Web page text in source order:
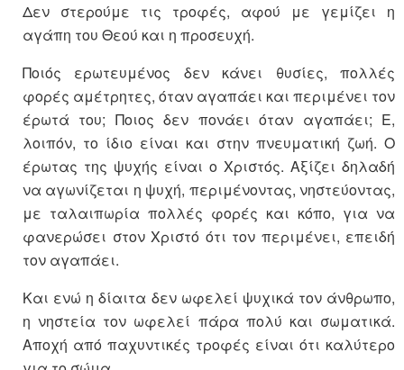
Δεν στερούμε τις τροφές, αφού με γεμίζει η
αγάπη του Θεού και η προσευχή.
Ποιός ερωτευμένος δεν κάνει θυσίες, πολλές
φορές αμέτρητες, όταν αγαπάει και περιμένει τον
έρωτά του; Ποιος δεν πονάει όταν αγαπάει; Ε,
λοιπόν, το ίδιο είναι και στην πνευματική ζωή. Ο
έρωτας της ψυχής είναι ο Χριστός. Αξίζει δηλαδή
να αγωνίζεται η ψυχή, περιμένοντας, νηστεύοντας,
με ταλαιπωρία πολλές φορές και κόπο, για να
φανερώσει στον Χριστό ότι τον περιμένει, επειδή
τον αγαπάει.
Και ενώ η δίαιτα δεν ωφελεί ψυχικά τον άνθρωπο,
η νηστεία τον ωφελεί πάρα πολύ και σωματικά.
Αποχή από παχυντικές τροφές είναι ότι καλύτερο